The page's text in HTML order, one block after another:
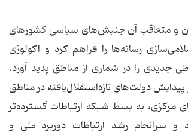
و متعاقب آن جنبش‌های سیاسی کشورهای
رسانه‌ها را فراهم کرد و اکولوژی
جدیدی را در شماری از مناطق پدید آورد.
دولت‌های تازه‌استقلال‌یافته در مناطق
مرکزی، به بسط شبکه ارتباطات گسترده‌تر
سرانجام رشد ارتباطات دوربرد ملی و